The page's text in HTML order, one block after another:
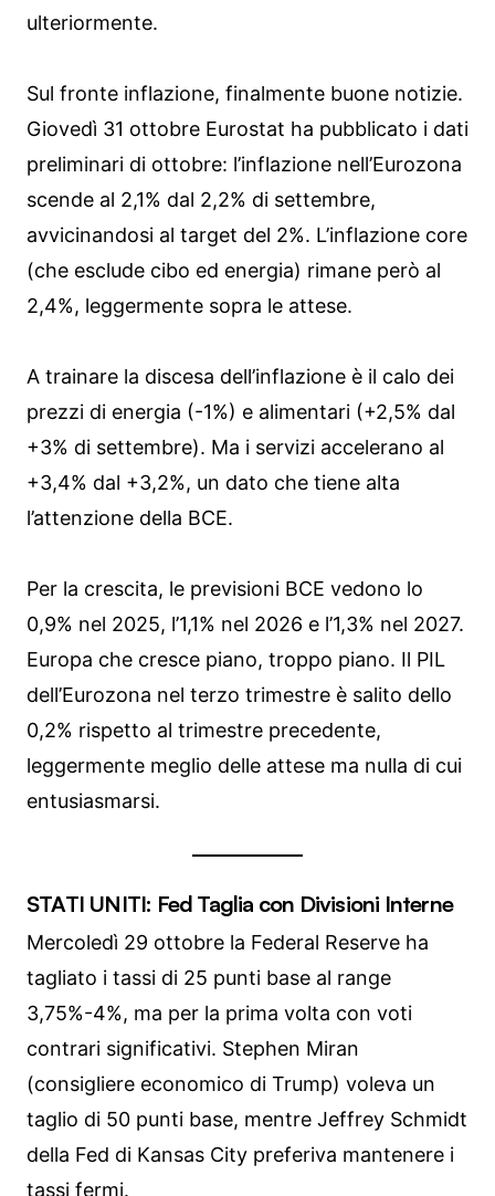
ulteriormente.
Sul fronte inflazione, finalmente buone notizie.
Giovedì 31 ottobre Eurostat ha pubblicato i dati
preliminari di ottobre: l’inflazione nell’Eurozona
scende al 2,1% dal 2,2% di settembre,
avvicinandosi al target del 2%. L’inflazione core
(che esclude cibo ed energia) rimane però al
2,4%, leggermente sopra le attese.
A trainare la discesa dell’inflazione è il calo dei
prezzi di energia (-1%) e alimentari (+2,5% dal
+3% di settembre). Ma i servizi accelerano al
+3,4% dal +3,2%, un dato che tiene alta
l’attenzione della BCE.
Per la crescita, le previsioni BCE vedono lo
0,9% nel 2025, l’1,1% nel 2026 e l’1,3% nel 2027.
Europa che cresce piano, troppo piano. Il PIL
dell’Eurozona nel terzo trimestre è salito dello
0,2% rispetto al trimestre precedente,
leggermente meglio delle attese ma nulla di cui
entusiasmarsi.
STATI UNITI: Fed Taglia con Divisioni Interne
Mercoledì 29 ottobre la Federal Reserve ha
tagliato i tassi di 25 punti base al range
3,75%-4%, ma per la prima volta con voti
contrari significativi. Stephen Miran
(consigliere economico di Trump) voleva un
taglio di 50 punti base, mentre Jeffrey Schmidt
della Fed di Kansas City preferiva mantenere i
tassi fermi.